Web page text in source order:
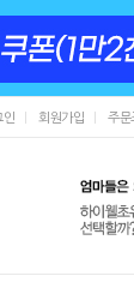
인 회원가입 주문